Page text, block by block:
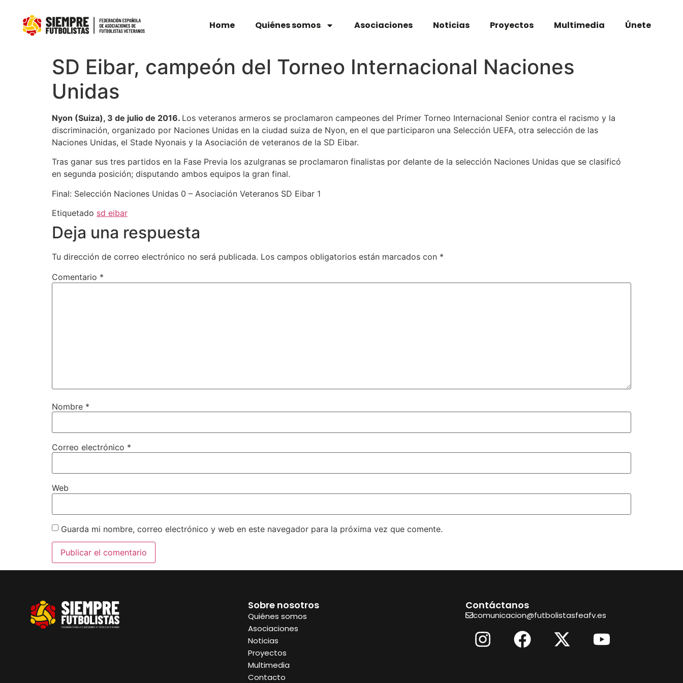
Home Quiénes somos Asociaciones Noticias Proyectos Multimedia Únete
SD Eibar, campeón del Torneo Internacional Naciones
Unidas
Nyon (Suiza), 3 de julio de 2016. Los veteranos armeros se proclamaron campeones del Primer Torneo Internacional Senior contra el racismo y la
discriminación, organizado por Naciones Unidas en la ciudad suiza de Nyon, en el que participaron una Selección UEFA, otra selección de las
Naciones Unidas, el Stade Nyonais y la Asociación de veteranos de la SD Eibar.
Tras ganar sus tres partidos en la Fase Previa los azulgranas se proclamaron finalistas por delante de la selección Naciones Unidas que se clasificó
en segunda posición; disputando ambos equipos la gran final.
Final: Selección Naciones Unidas 0 – Asociación Veteranos SD Eibar 1
Etiquetado sd eibar
Deja una respuesta
Tu dirección de correo electrónico no será publicada. Los campos obligatorios están marcados con *
Comentario *
Nombre *
Correo electrónico *
Web
Guarda mi nombre, correo electrónico y web en este navegador para la próxima vez que comente.
Sobre nosotros
Quiénes somos
Asociaciones
Noticias
Proyectos
Multimedia
Contacto
Contáctanos
comunicacion@futbolistasfeafv.es